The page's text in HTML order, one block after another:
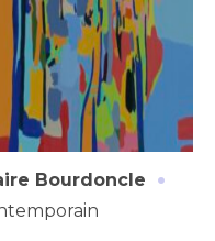
Bourdoncle ·